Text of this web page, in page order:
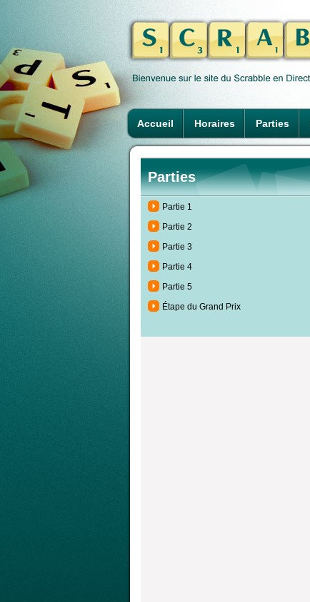
Accueil Horaires Parties
Parties
Partie 1
Partie 2
Partie 3
Partie 4
Partie 5
Étape du Grand Prix